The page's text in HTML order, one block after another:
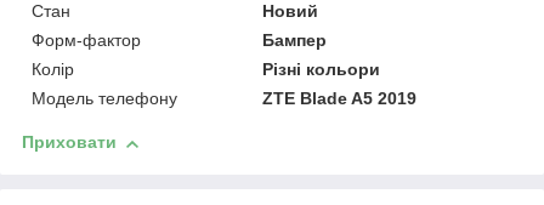
Стан
Новий
Форм-фактор
Бампер
Колір
Різні кольори
Модель телефону
ZTE Blade A5 2019
Приховати